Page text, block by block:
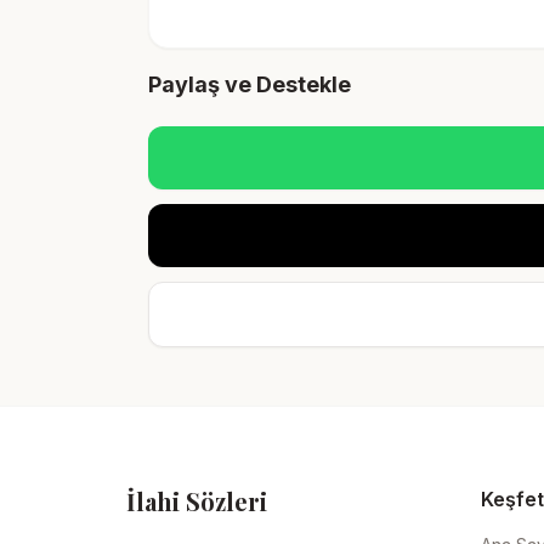
Paylaş ve Destekle
İlahi Sözleri Keşfet